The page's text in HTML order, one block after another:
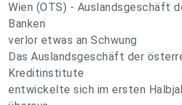
Wien (OTS) - Auslandsgeschäft
Banken
verlor etwas an Schwung
Das Auslandsgeschäft der
Kreditinstitute
entwickelte sich im ersten